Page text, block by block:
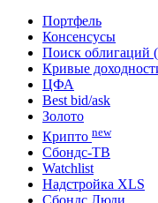
Портфель
Консенсусы
Поиск облигаций
Кривые
ЦФА
Best bid/ask
Золото
Крипто new
Сбондс-ТВ
Watchlist
Надстройка XLS
Сбондс Люди